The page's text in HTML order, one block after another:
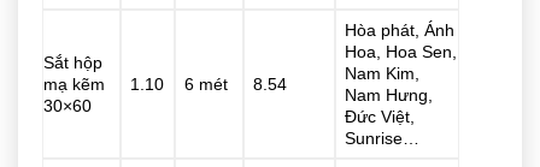
Sắt hộp
mạ kẽm
30×60
1.10 6 mét 8.54
Hòa phát, Ánh
Hoa, Hoa Sen,
Nam Kim,
Nam Hưng,
Đức Việt,
Sunrise…